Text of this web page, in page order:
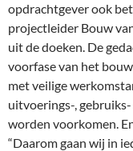
opdrachtgever ook
projectleider Bouw
uit de doeken. De
voorfase van het
met veilige
uitvoerings-,
worden voorkomen.
“Daarom gaan wij in